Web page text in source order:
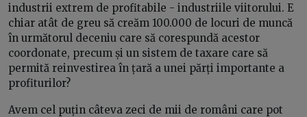
industrii extrem de profitabile - industriile viitorului. E
chiar atât de greu să creăm 100.000 de locuri de muncă
în următorul deceniu care să corespundă acestor
coordonate, precum și un sistem de taxare care să
permită reinvestirea în țară a unei părți importante a
profiturilor?
Avem cel puțin câteva zeci de mii de români care pot